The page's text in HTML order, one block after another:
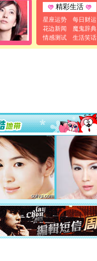
精彩生活
星座运势
每日财运
花边新闻
魔鬼辞典
情感测试
生活笑话